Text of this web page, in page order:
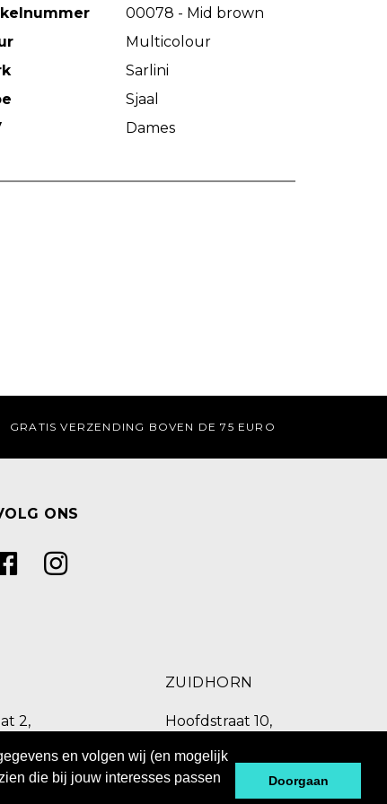
en volgen wij (en mogelijk
die bij jouw interesses passen
Doorgaan
00078 - Mid brown
Multicolour
Sarlini
Sjaal
Dames
GRATIS VERZENDING BOVEN DE 75 EURO
ONS
2,
ZUIDHORN
Hoofdstraat 10,
9801 BX Zuidhorn
0594 769 010